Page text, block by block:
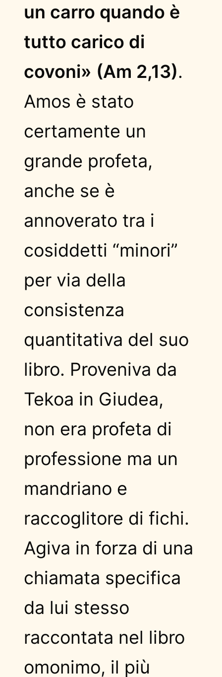
un carro quando è
tutto carico di
covoni» (Am 2,13).
Amos è stato
certamente un
grande profeta,
anche se è
annoverato tra i
cosiddetti “minori”
per via della
consistenza
quantitativa del suo
libro. Proveniva da
Tekoa in Giudea,
non era profeta di
professione ma un
mandriano e
raccoglitore di fichi.
Agiva in forza di una
chiamata specifica
da lui stesso
raccontata nel libro
omonimo, il più